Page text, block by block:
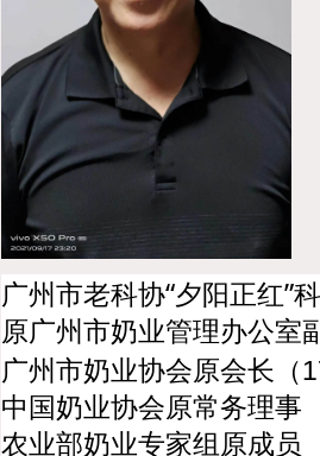
广州市老科协“夕阳正红”
原广州市奶业管理办公室
广州市奶业协会原会长（
中国奶业协会原常务理事
农业部奶业专家组原成员